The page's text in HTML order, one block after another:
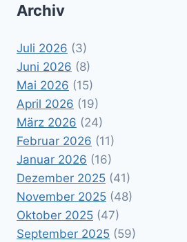
Archiv
Juli 2026 (3)
Juni 2026 (8)
Mai 2026 (15)
April 2026 (19)
März 2026 (24)
Februar 2026 (11)
Januar 2026 (16)
Dezember 2025 (41)
November 2025 (48)
Oktober 2025 (47)
September 2025 (59)